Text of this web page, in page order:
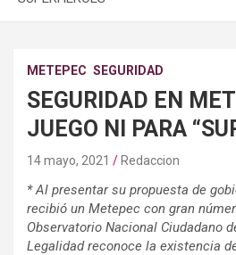
METEPEC SEGURIDAD
SEGURIDAD EN
JUEGO NI PARA
14 mayo, 2021 Redaccion
* Al presentar su propuesta de
recibió un Metepec con gran
Observatorio Nacional Ciudadano
Legalidad reconoce la existencia